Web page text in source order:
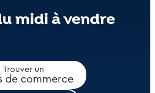
midi à vendre
Trouver un
de commerce